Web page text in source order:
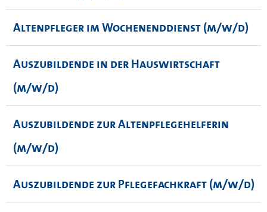
Altenpfleger im Wochenenddienst (m/w/d)
Auszubildende in der Hauswirtschaft
(m/w/d)
Auszubildende zur Altenpflegehelferin
(m/w/d)
Auszubildende zur Pflegefachkraft (m/w/d)